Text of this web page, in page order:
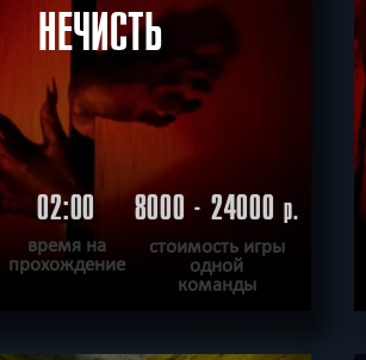
НЕЧИСТЬ
02:00
время на
прохождение
8000 - 24000р.
стоимость игры
одной
команды